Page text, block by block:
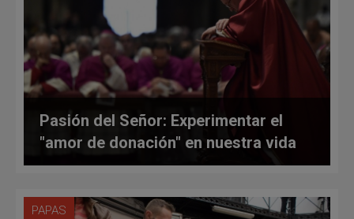
Pasión del Señor: Experimentar el
"amor de donación" en nuestra vida
PAPAS